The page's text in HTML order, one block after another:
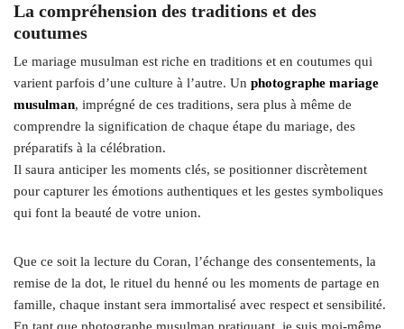
La compréhension des traditions et des
coutumes
Le mariage musulman est riche en traditions et en coutumes qui
varient parfois d’une culture à l’autre. Un photographe mariage
musulman, imprégné de ces traditions, sera plus à même de
comprendre la signification de chaque étape du mariage, des
préparatifs à la célébration.
Il saura anticiper les moments clés, se positionner discrètement
pour capturer les émotions authentiques et les gestes symboliques
qui font la beauté de votre union.
Que ce soit la lecture du Coran, l’échange des consentements, la
remise de la dot, le rituel du henné ou les moments de partage en
famille, chaque instant sera immortalisé avec respect et sensibilité.